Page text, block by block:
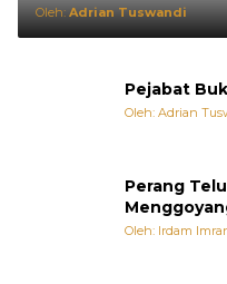
Oleh: Adrian Tuswandi
Pejabat
Oleh: Adrian
Perang
Oleh: Irdam